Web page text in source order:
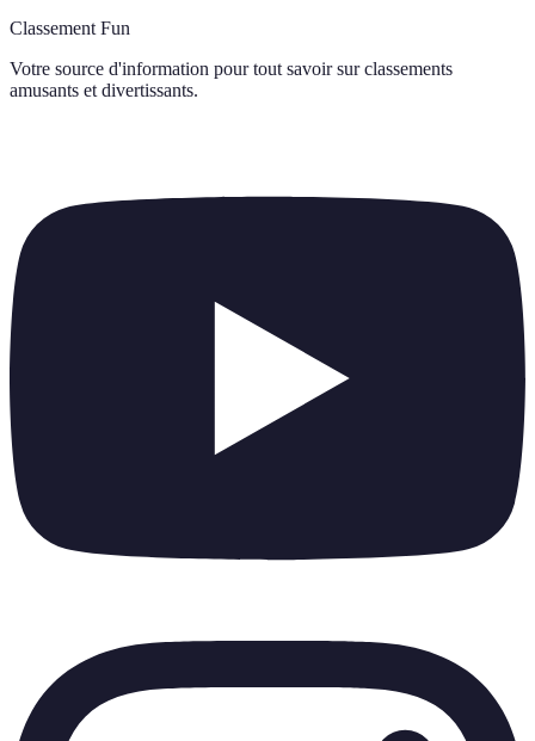
Classement Fun
Votre source d'information pour tout savoir sur classements
amusants et divertissants.